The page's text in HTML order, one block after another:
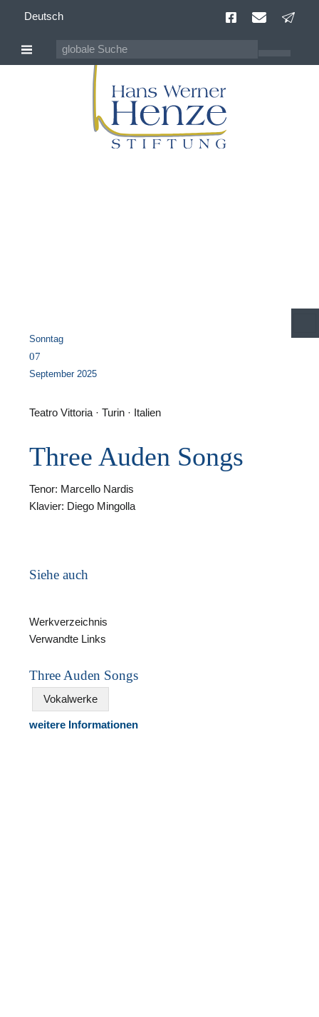
Deutsch
Sonntag
07
September 2025
Teatro Vittoria · Turin · Italien
Three Auden Songs
Tenor: Marcello Nardis
Klavier: Diego Mingolla
Siehe auch
Werkverzeichnis
Verwandte Links
Three Auden Songs
Vokalwerke
weitere Informationen